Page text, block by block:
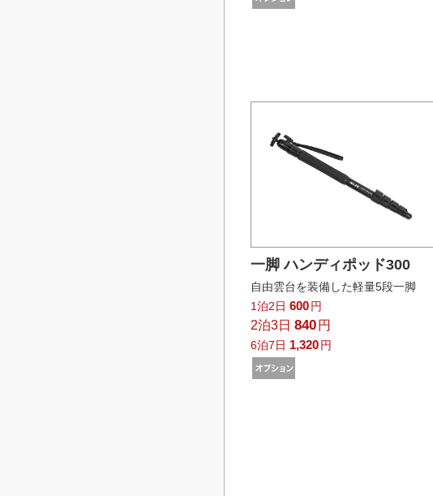
一脚 ハンディポッド300
自由雲台を装備した軽量5段一脚
1泊2日 600円
2泊3日 840 円
6泊7日 1,320円